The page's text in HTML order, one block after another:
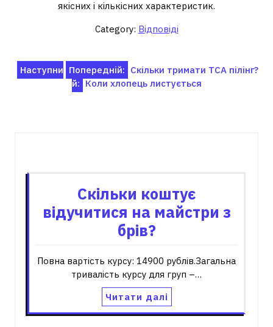
якісних і кількісних характеристик.
Category: Відповіді
НавігаціяПопередній: Скільки тримати ТСА пілінг?
Наступни
й: Коли хлопець листується
Скільки коштує
відучитися на майстри з
брів?
Повна вартість курсу: 14900 рублів.Загальна
тривалість курсу для груп –…
Читати далі